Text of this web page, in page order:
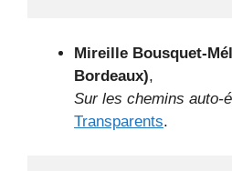
Mireille Bousquet-
Bordeaux),
Sur les chemins auto-
Transparents.